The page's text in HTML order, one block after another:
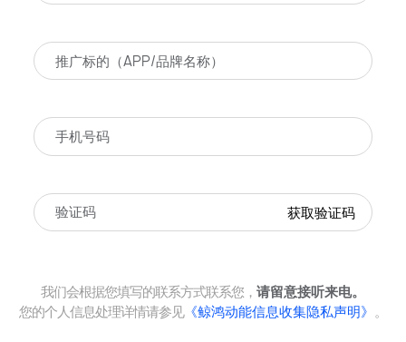
获取验证码
我们会根据您填写的联系方式联系您， 请留意接听来电。
您的个人信息处理详情请参见《鲸鸿动能信息收集隐私声明》 。